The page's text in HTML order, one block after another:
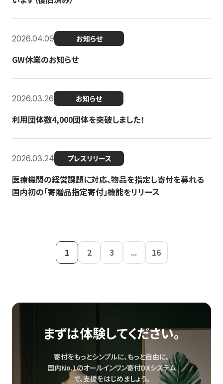
2026.04.09 お知らせ
GW休業のお知らせ
2026.03.26 お知らせ
利用団体数4,000団体を突破しました！
2026.03.24 プレスリリース
医療機関の経営課題に対応、物品を指定し寄付を募れる
国内初の「寄贈品指定寄付」機能をリリース
1 2 3 ... 16
まずは体験してください。
寄付をもっとシンプルに、もっと自由に。
国内No.1のオールインワン寄付DXシステム
で、支援をはじめましょう。